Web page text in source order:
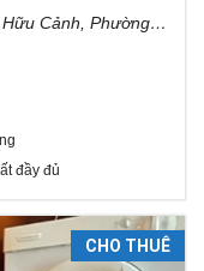
Cảnh, Phường
đầy đủ
CHO THUÊ